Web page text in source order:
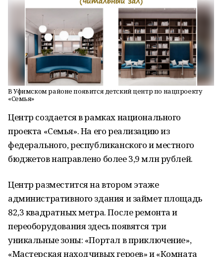
В Уфимском районе появится детский центр по нацпроекту
«Семья»
Центр создается в рамках национального
проекта «Семья». На его реализацию из
федерального, республиканского и местного
бюджетов направлено более 3,9 млн рублей.
Центр разместится на втором этаже
административного здания и займет площадь
82,3 квадратных метра. После ремонта и
переоборудования здесь появятся три
уникальные зоны: «Портал в приключение»,
«Мастерская находчивых героев» и «Комната